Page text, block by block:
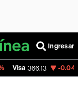
Ingresar
-0.04%